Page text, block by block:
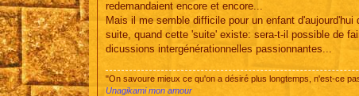
redemandaient encore et encore...
Mais il me semble difficile pour un enfant
suite, quand cette 'suite' existe: sera-t-il possible de
dicussions intergénérationnelles passionnantes...
"On savoure mieux ce qu'on a désiré plus longtemps, n'est-ce
Unagikami mon amour